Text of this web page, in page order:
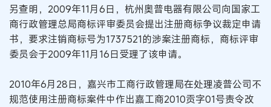
另查明，2009年11月6日，杭州奥普电器有限公司向国家工
商行政管理总局商标评审委员会提出注册商标争议裁定申请
书，要求注销商标号为1737521的涉案注册商标，商标评审
委员会于2009年11月16日受理了该申请。
2010年6月28日，嘉兴市工商行政管理局在处理凌普公司不
规范使用注册商标案件中作出嘉工商2010贡字01号责令改